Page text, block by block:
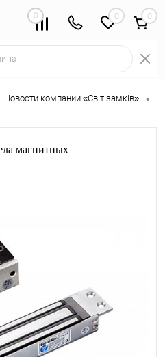
0 0
Новости компании «Світ замків» •
магнитных